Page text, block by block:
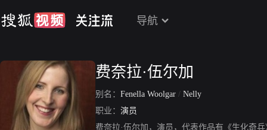
导航
费奈拉·伍尔加
别名： Fenella Woolgar / Nelly
职业： 演员
费奈拉·伍尔加，演员，代表作品有《生化奇